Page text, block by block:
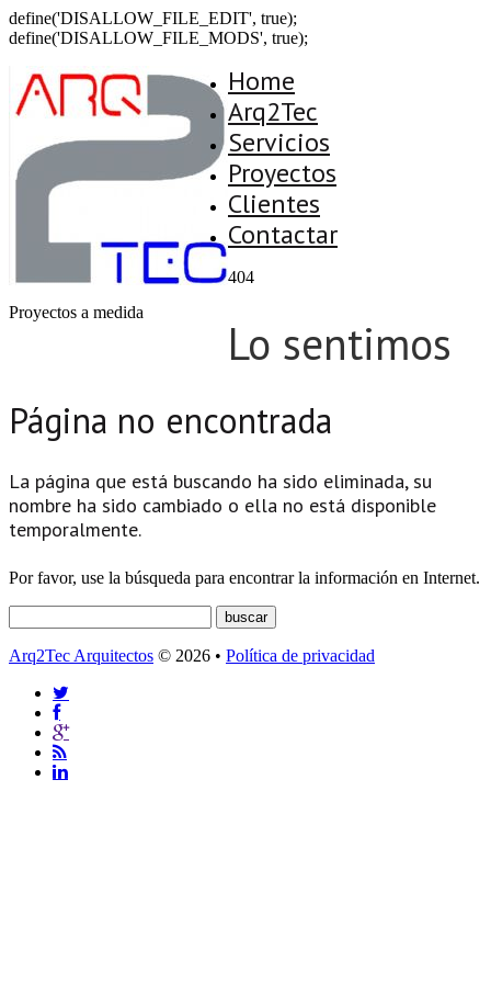
define('DISALLOW_FILE_EDIT', true);
define('DISALLOW_FILE_MODS', true);
Proyectos a medida
Home
Arq2Tec
Servicios
Proyectos
Clientes
Contactar
404
Lo sentimos
Página no encontrada
La página que está buscando ha sido eliminada, su
nombre ha sido cambiado o ella no está disponible
temporalmente.
Por favor, use la búsqueda para encontrar la información en Internet.
Arq2Tec Arquitectos © 2026 • Política de privacidad